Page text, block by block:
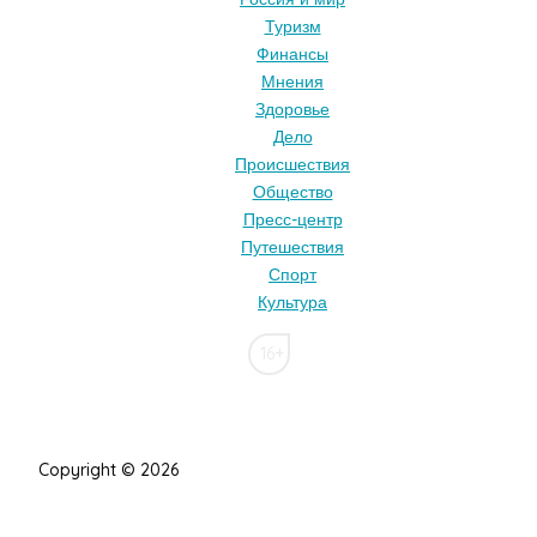
Туризм
Финансы
Мнения
Здоровье
Дело
Происшествия
Общество
Пресс-центр
Путешествия
Спорт
Культура
Copyright © 2026